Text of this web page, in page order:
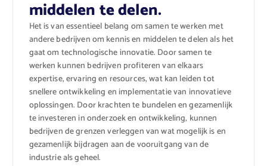
middelen te delen.
Het is van essentieel belang om samen te werken met
andere bedrijven om kennis en middelen te delen als het
gaat om technologische innovatie. Door samen te
werken kunnen bedrijven profiteren van elkaars
expertise, ervaring en resources, wat kan leiden tot
snellere ontwikkeling en implementatie van innovatieve
oplossingen. Door krachten te bundelen en gezamenlijk
te investeren in onderzoek en ontwikkeling, kunnen
bedrijven de grenzen verleggen van wat mogelijk is en
gezamenlijk bijdragen aan de vooruitgang van de
industrie als geheel.